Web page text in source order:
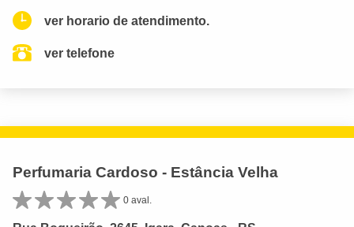
ver horario de atendimento.
ver telefone
Perfumaria Cardoso - Estância Velha
0 aval.